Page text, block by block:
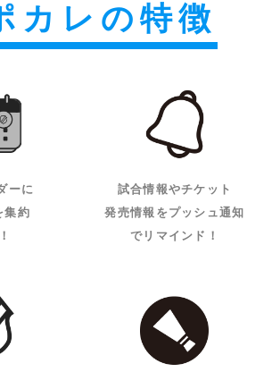
カレの特徴
ーに
集約
試合情報やチケット
発売情報をプッシュ通知
でリマインド！